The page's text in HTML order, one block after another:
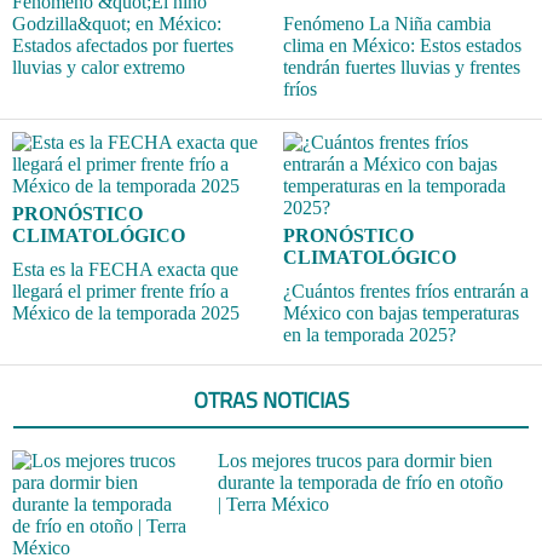
Godzilla&quot; en México:
Estados afectados por fuertes
lluvias y calor extremo
Fenómeno La Niña cambia
clima en México: Estos estados
tendrán fuertes lluvias y frentes
fríos
PRONÓSTICO
CLIMATOLÓGICO
Esta es la FECHA exacta que
llegará el primer frente frío a
México de la temporada 2025
PRONÓSTICO
CLIMATOLÓGICO
¿Cuántos frentes fríos entrarán a
México con bajas temperaturas
en la temporada 2025?
OTRAS NOTICIAS
Los mejores trucos para dormir bien
durante la temporada de frío en otoño
| Terra México